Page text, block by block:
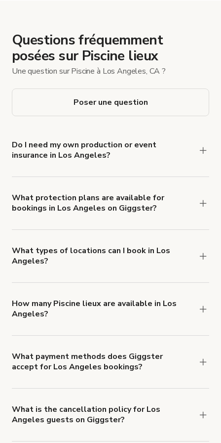
Questions fréquemment
posées sur Piscine lieux
Une question sur Piscine à Los Angeles, CA ?
Poser une question
Do I need my own production or event
insurance in Los Angeles?
insurance with liability coverage of no less than
$1,000,000.
What protection plans are available for
bookings in Los Angeles on Giggster?
about Giggster's Damage Protection coverage.
What types of locations can I book in Los
Angeles?
click 'Filters' to look for something specific.
How many Piscine lieux are available in Los
Angeles?
What payment methods does Giggster
accept for Los Angeles bookings?
What is the cancellation policy for Los
Angeles guests on Giggster?